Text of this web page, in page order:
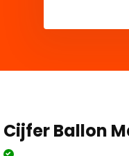
Cijfer Ballon